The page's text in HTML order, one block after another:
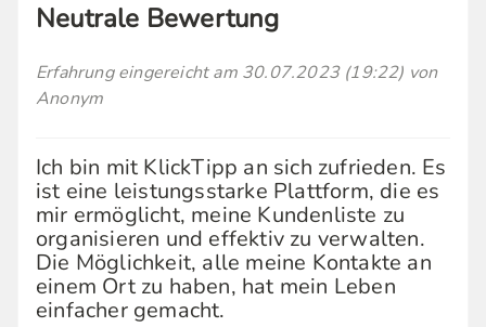
Neutrale Bewertung
Erfahrung eingereicht am 30.07.2023 (19:22) von
Anonym
Ich bin mit KlickTipp an sich zufrieden. Es
ist eine leistungsstarke Plattform, die es
mir ermöglicht, meine Kundenliste zu
organisieren und effektiv zu verwalten.
Die Möglichkeit, alle meine Kontakte an
einem Ort zu haben, hat mein Leben
einfacher gemacht.